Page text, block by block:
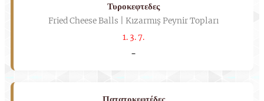
Τυροκεφτεδες
Fried Cheese Balls | Kızarmış Peynir Topları
1. 3. 7.
-